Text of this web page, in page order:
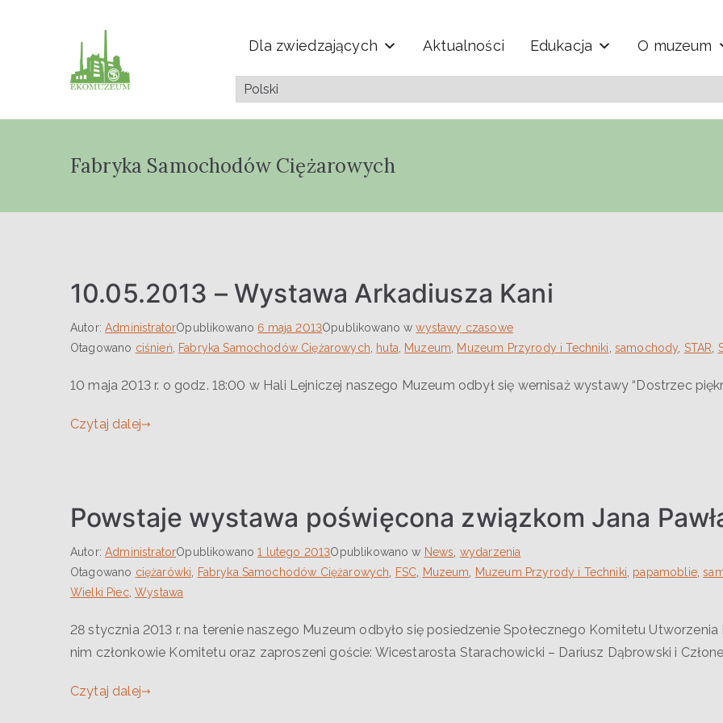
Muzeum Przyrody i Techniki
Pazdura
Dla zwiedzających Aktualności Edukacja O muzeum
Fabryka Samochodów Ciężarowych
10.05.2013 – Wystawa Arkadiusza Kani
Autor:AdministratorOpublikowano6 maja 2013Opublikowano wwystawy czasowe
Otagowano ciśnień, Fabryka Samochodów Ciężarowych huta Muzeum Muzeum Przyrody i Techniki samochody STAR
10 maja 2013 r. o godz. 18:00 w Hali Lejniczej naszego Muzeum odbył się wernisaż wystawy “Dostrzec
Czytaj dalej
Powstaje wystawa poświęcona związkom Jana
Autor:AdministratorOpublikowano1 lutego 2013Opublikowano w News wydarzenia
Otagowano ciężarówki Fabryka Samochodów Ciężarowych FSC Muzeum Muzeum Przyrody i Techniki papamoblie,
Wielki Piec,Wystawa
28 stycznia 2013 r. na terenie naszego Muzeum odbyło się posiedzenie Społecznego Komitetu
nim członkowie Komitetu oraz zaproszeni goście: Wicestarosta Starachowicki – Dariusz Dąbrowski i
Czytaj dalej